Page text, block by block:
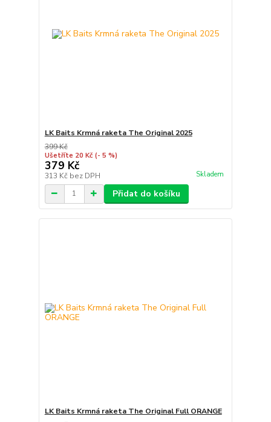
LK Baits Krmná raketa The Original 2025
399 Kč
Ušetříte 20 Kč (- 5 %)
379 Kč
313 Kč bez DPH Skladem
Přidat do košíku
LK Baits Krmná raketa The Original Full ORANGE